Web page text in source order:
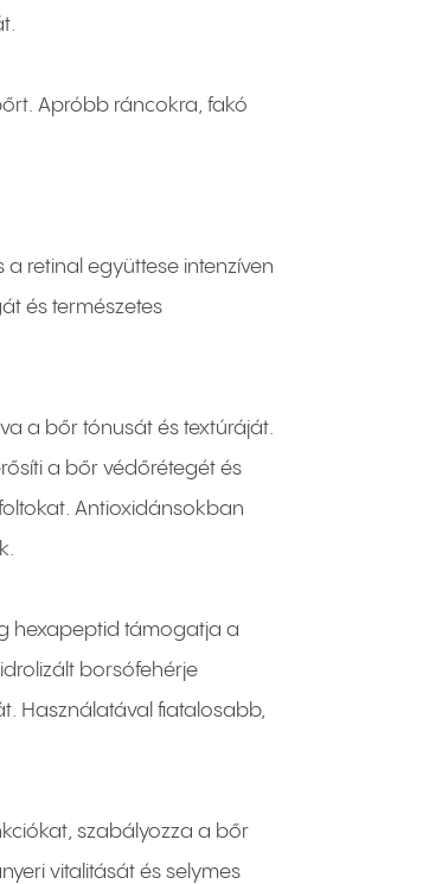
Apróbb ráncokra, fakó
retinal együttese intenzíven
és természetes
a bőr tónusát és textúráját.
a bőr védőrétegét és
Antioxidánsokban
hexapeptid támogatja a
borsófehérje
Használatával fiatalosabb,
szabályozza a bőr
vitalitását és selymes